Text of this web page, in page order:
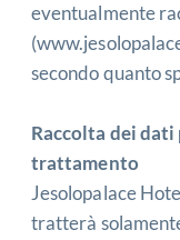
eventualmente
(
secondo quanto
Raccolta dei
trattamento
Jesolopalace
tratterà